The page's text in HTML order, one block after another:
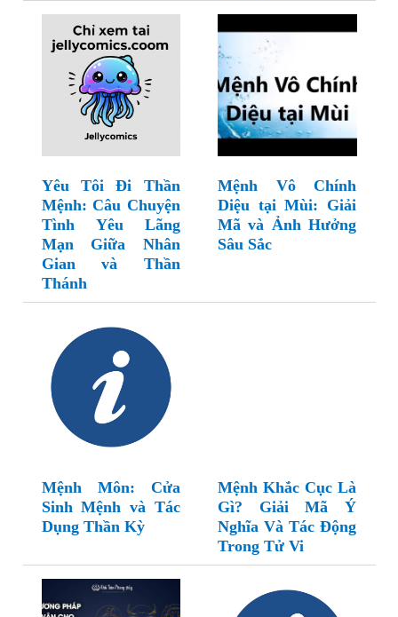
Yêu Tôi Đi Thần
Mệnh: Câu Chuyện
Tình Yêu Lãng
Mạn Giữa Nhân
Gian và Thần
Thánh
Mệnh Vô Chính
Diệu tại Mùi: Giải
Mã và Ảnh Hưởng
Sâu Sắc
Mệnh Môn: Cửa
Sinh Mệnh và Tác
Dụng Thần Kỳ
Mệnh Khắc Cục Là
Gì? Giải Mã Ý
Nghĩa Và Tác Động
Trong Tử Vi